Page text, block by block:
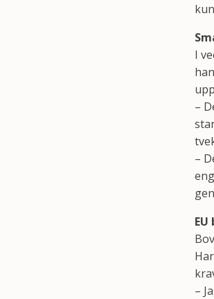
I
–
–
–